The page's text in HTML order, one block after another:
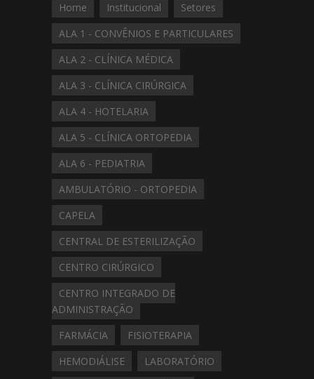
Home Institucional
Setores
ALA 1 - CONVÊNIOS E PARTICULARES
ALA 2 - CLÍNICA MÉDICA
ALA 3 - CLÍNICA CIRÚRGICA
ALA 4 - HOTELARIA
ALA 5 - CLÍNICA ORTOPEDIA
ALA 6 - PEDIATRIA
AMBULATÓRIO - ORTOPEDIA
CAPELA
CENTRAL DE ESTERILIZAÇÃO
CENTRO CIRÚRGICO
CENTRO INTEGRADO DE
ADMINISTRAÇÃO
FARMÁCIA
FISIOTERAPIA
HEMODIÁLISE
LABORATÓRIO